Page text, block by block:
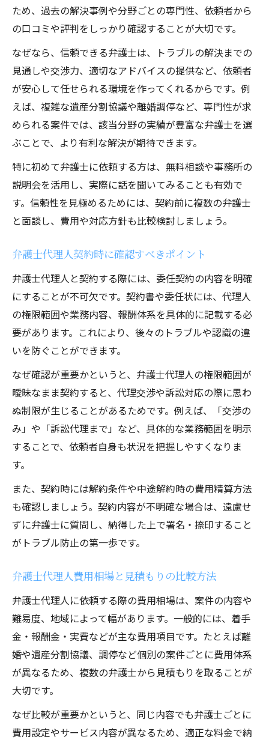
ため、過去の解決事例や分野ごとの専門性、依頼者から
の口コミや評判をしっかり確認することが大切です。
なぜなら、信頼できる弁護士は、トラブルの解決までの
見通しや交渉力、適切なアドバイスの提供など、依頼者
が安心して任せられる環境を作ってくれるからです。例
えば、複雑な遺産分割協議や離婚調停など、専門性が求
められる案件では、該当分野の実績が豊富な弁護士を選
ぶことで、より有利な解決が期待できます。
特に初めて弁護士に依頼する方は、無料相談や事務所の
説明会を活用し、実際に話を聞いてみることも有効で
す。信頼性を見極めるためには、契約前に複数の弁護士
と面談し、費用や対応方針も比較検討しましょう。
弁護士代理人契約時に確認すべきポイント
弁護士代理人と契約する際には、委任契約の内容を明確
にすることが不可欠です。契約書や委任状には、代理人
の権限範囲や業務内容、報酬体系を具体的に記載する必
要があります。これにより、後々のトラブルや認識の違
いを防ぐことができます。
なぜ確認が重要かというと、弁護士代理人の権限範囲が
曖昧なまま契約すると、代理交渉や訴訟対応の際に思わ
ぬ制限が生じることがあるためです。例えば、「交渉の
み」や「訴訟代理まで」など、具体的な業務範囲を明示
することで、依頼者自身も状況を把握しやすくなりま
す。
また、契約時には解約条件や中途解約時の費用精算方法
も確認しましょう。契約内容が不明確な場合は、遠慮せ
ずに弁護士に質問し、納得した上で署名・捺印すること
がトラブル防止の第一歩です。
弁護士代理人費用相場と見積もりの比較方法
弁護士代理人に依頼する際の費用相場は、案件の内容や
難易度、地域によって幅があります。一般的には、着手
金・報酬金・実費などが主な費用項目です。たとえば離
婚や遺産分割協議、調停など個別の案件ごとに費用体系
が異なるため、複数の弁護士から見積もりを取ることが
大切です。
なぜ比較が重要かというと、同じ内容でも弁護士ごとに
費用設定やサービス内容が異なるため、適正な料金で納